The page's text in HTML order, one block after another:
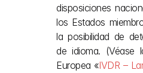
disposiciones
los Estados
la posibilidad de
de idioma. (Véase
Europea «IVDR –